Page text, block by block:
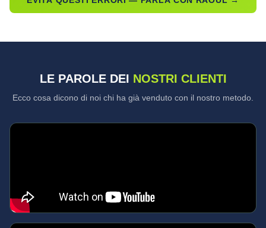
LE PAROLE DEI NOSTRI CLIENTI
Ecco cosa dicono di noi chi ha già venduto con il nostro metodo.